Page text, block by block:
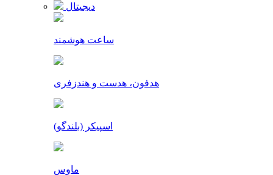
دیجیتال
ساعت هوشمند
هدفون، هدست و هندزفری
اسپیکر (بلندگو)
ماوس